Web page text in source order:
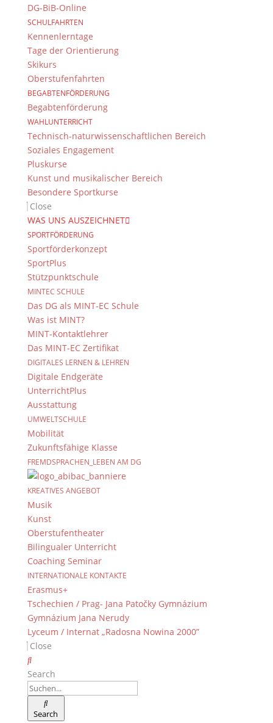
DG-BiB-Online
SCHULFAHRTEN
Kennenlerntage
Tage der Orientierung
Skikurs
Oberstufenfahrten
BEGABTENFÖRDERUNG
Begabtenförderung
WAHLUNTERRICHT
Technisch-naturwissenschaftlichen Bereich
Soziales Engagement
Pluskurse
Kunst und musikalischer Bereich
Besondere Sportkurse
Close
WAS UNS AUSZEICHNET
SPORTFÖRDERUNG
Sportförderkonzept
SportPlus
Stützpunktschule
MINTEC SCHULE
Das DG als MINT-EC Schule
Was ist MINT?
MINT-Kontaktlehrer
Das MINT-EC Zertifikat
DIGITALES LERNEN & LEHREN
Digitale Endgeräte
UnterrichtPlus
Ausstattung
UMWELTSCHULE
Mobilität
Zukunftsfähige Klasse
FREMDSPRACHEN_LEBEN AM DG
KREATIVES ANGEBOT
Musik
Kunst
Oberstufentheater
Bilingualer Unterricht
Coaching Seminar
INTERNATIONALE KONTAKTE
Erasmus+
Tschechien / Prag- Jana Patočky Gymnázium
Gymnázium Jana Nerudy
Lyceum / Internat „Radosna Nowina 2000”
Close
Search
Search